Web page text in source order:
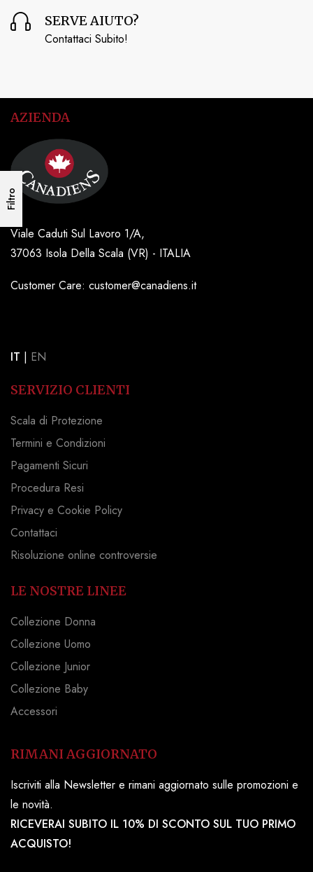
Filtro
SERVE AIUTO?
Contattaci Subito!
AZIENDA
Viale Caduti Sul Lavoro 1/A,
37063 Isola Della Scala (VR) - ITALIA
Customer Care: customer@canadiens.it
IT | EN
SERVIZIO CLIENTI
Scala di Protezione
Termini e Condizioni
Pagamenti Sicuri
Procedura Resi
Privacy e Cookie Policy
Contattaci
Risoluzione online controversie
LE NOSTRE LINEE
Collezione Donna
Collezione Uomo
Collezione Junior
Collezione Baby
Accessori
RIMANI AGGIORNATO
Iscriviti alla Newsletter e rimani aggiornato sulle promozioni e
le novità.
RICEVERAI SUBITO IL 10% DI SCONTO SUL TUO PRIMO
ACQUISTO!